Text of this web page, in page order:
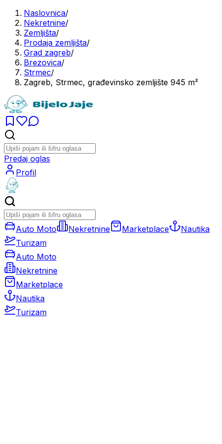
Naslovnica/
Nekretnine/
Zemljišta/
Prodaja zemljišta/
Grad zagreb/
Brezovica/
Strmec/
Zagreb, Strmec, građevinsko zemljište 945 m²
Predaj oglas
Profil
Auto Moto Nekretnine Marketplace
Nautika
Turizam
Auto Moto
Nekretnine
Marketplace
Nautika
Turizam